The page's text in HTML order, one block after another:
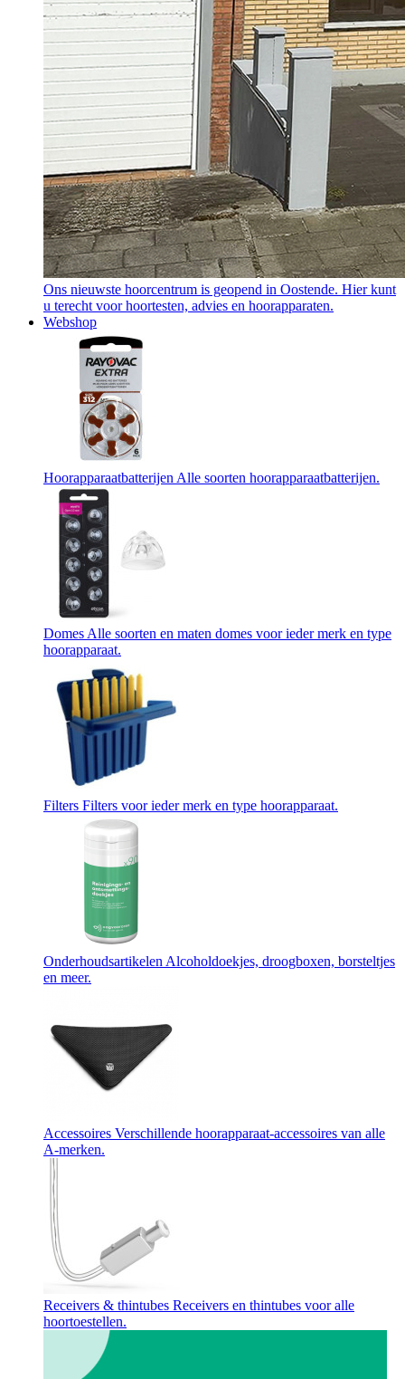
Ons nieuwste hoorcentrum is geopend in Oostende. Hier kunt
u terecht voor hoortesten, advies en hoorapparaten.
Webshop
Hoorapparaatbatterijen Alle soorten hoorapparaatbatterijen.
Domes Alle soorten en maten domes voor ieder merk en type
hoorapparaat.
Filters Filters voor ieder merk en type hoorapparaat.
Onderhoudsartikelen Alcoholdoekjes, droogboxen, borsteltjes
en meer.
Accessoires Verschillende hoorapparaat-accessoires van alle
A-merken.
Receivers & thintubes Receivers en thintubes voor alle
hoortoestellen.